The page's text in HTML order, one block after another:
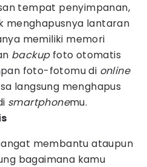
tempat penyimpanan,
menghapusnya lantaran
memiliki memori
backupfoto otomatis
foto-fotomu di online
langsung menghapus
smartphonemu.
membantu ataupun
bagaimana kamu